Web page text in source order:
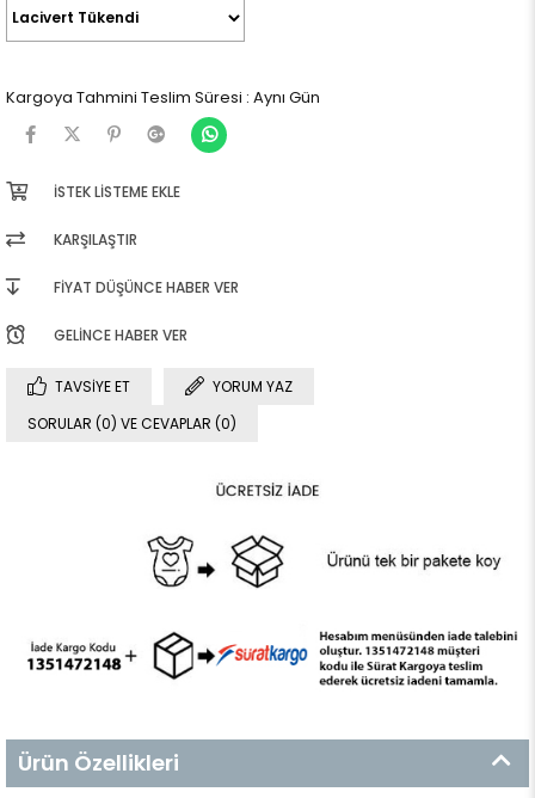
Kargoya Tahmini Teslim Süresi : Aynı Gün
İSTEK LISTEME EKLE
KARŞILAŞTIR
FIYAT DÜŞÜNCE HABER VER
GELINCE HABER VER
TAVSIYE ET
YORUM YAZ
SORULAR (0) VE CEVAPLAR (0)
Ürün Özellikleri